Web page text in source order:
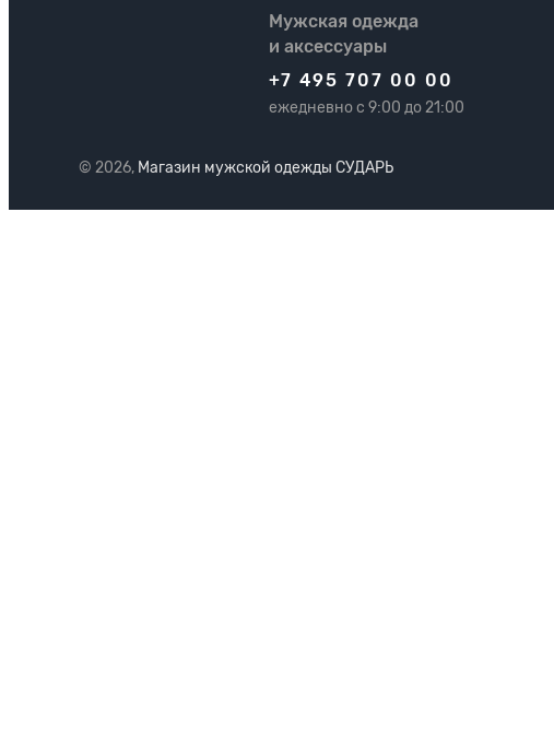
Мужская одежда
и аксессуары
+7 495 707 00 00
ежедневно с 9:00 до 21:00
© 2026, Магазин мужской одежды СУДАРЬ